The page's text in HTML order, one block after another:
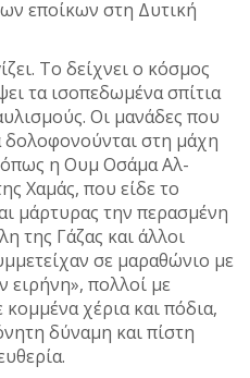
εποίκων στη Δυτική
Το δείχνει ο κόσμος
τα ισοπεδωμένα σπίτια
Οι μανάδες που
δολοφονούνται στη μάχη
η Ουμ Οσάμα Αλ-
Χαμάς, που είδε το
μάρτυρας την περασμένη
της Γάζας και άλλοι
σε μαραθώνιο με
ειρήνη», πολλοί με
χέρια και πόδια,
δύναμη και πίστη